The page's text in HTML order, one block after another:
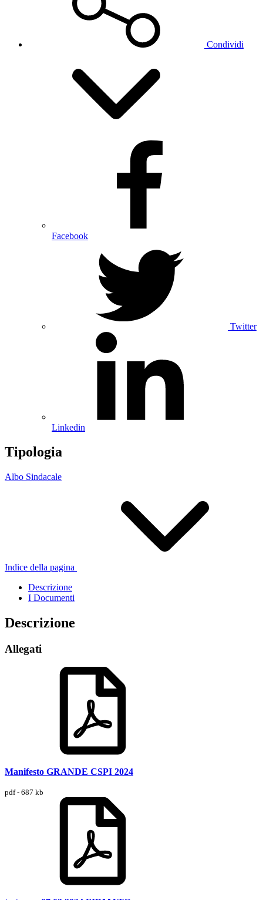
Condividi
Facebook
Twitter
Linkedin
Tipologia
Albo Sindacale
Indice della pagina
Descrizione
I Documenti
Descrizione
Allegati
Manifesto GRANDE CSPI 2024
pdf - 687 kb